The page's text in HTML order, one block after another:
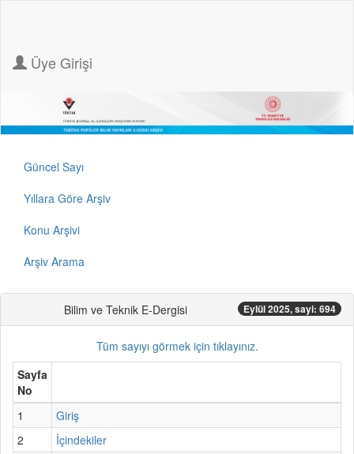
Üye Girişi
Güncel Sayı
Yıllara Göre Arşiv
Konu Arşivi
Arşiv Arama
Bilim ve Teknik E-Dergisi Eylül 2025, sayi: 694
Tüm sayıyı görmek için tıklayınız.
Sayfa
No
1
Giriş
2
İçindekiler